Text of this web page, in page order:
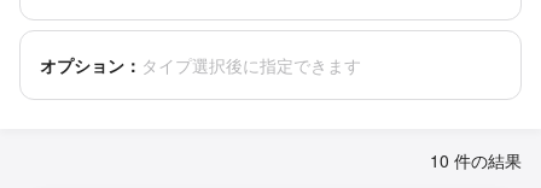
オプション： タイプ選択後に指定できます
10 件の結果